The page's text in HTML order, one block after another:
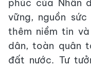
phúc của Nhân
vững, nguồn
thêm niềm tin
dân, toàn quân
đất nước. Tư